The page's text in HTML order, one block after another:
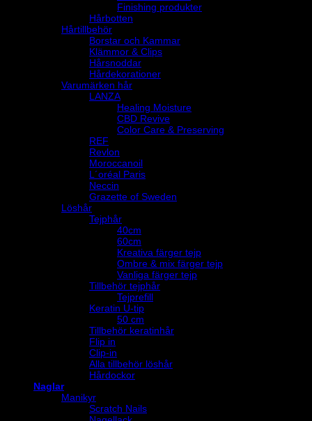
Finishing produkter
Hårbotten
Hårtillbehör
Borstar och Kammar
Klämmor & Clips
Hårsnoddar
Hårdekorationer
Varumärken hår
LANZA
Healing Moisture
CBD Revive
Color Care & Preserving
REF
Revlon
Moroccanoil
L´oréal Paris
Neccin
Grazette of Sweden
Löshår
Tejphår
40cm
60cm
Kreativa färger tejp
Ombre & mix färger tejp
Vanliga färger tejp
Tillbehör tejphår
Tejprefill
Keratin U-tip
50 cm
Tillbehör keratinhår
Flip in
Clip-in
Alla tillbehör löshår
Hårdockor
Naglar
Manikyr
Scratch Nails